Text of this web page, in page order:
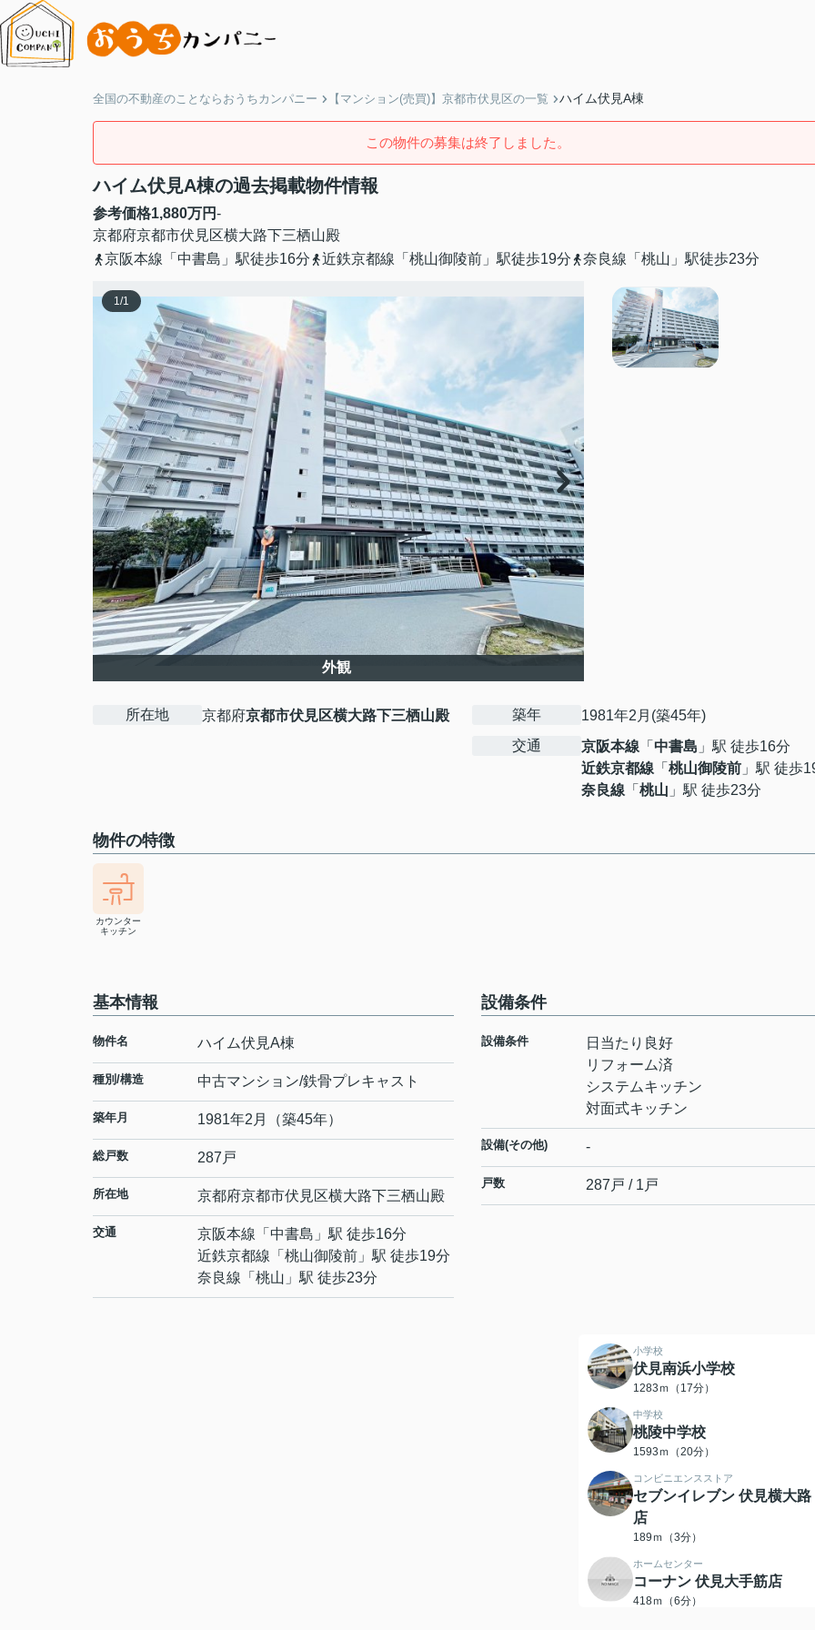
全国の不動産のことならおうちカンパニー 【マンション(売買)】京都市伏見区の一覧 ハイム伏見A棟
この物件の募集は終了しました。
ハイム伏見A棟の過去掲載物件情報
参考価格1,880万円-
京都府京都市伏見区横大路下三栖山殿
京阪本線「中書島」駅徒歩16分
近鉄京都線「桃山御陵前」駅徒歩19分 奈良線「桃山」駅徒歩23分
1/1
外観
所在地 京都府京都市伏見区横大路下三栖山殿 築年
1981年2月(築45年)
交通
京阪本線 「 中書島 」駅 徒歩16分
近鉄京都線 「 桃山御陵前 」駅 徒歩
奈良線 「 桃山 」駅 徒歩23分
物件の特徴
カウンター
キッチン
基本情報
物件名 ハイム伏見A棟
種別/構造 中古マンション/鉄骨プレキャスト
築年月 1981年2月（築45年）
総戸数 287戸
所在地 京都府京都市伏見区横大路下三栖山殿
交通 京阪本線 「 中書島 」駅 徒歩16分
近鉄京都線 「 桃山御陵前 」駅 徒歩19分
奈良線 「 桃山 」駅 徒歩23分
設備条件
設備条件
日当たり良好
リフォーム済
システムキッチン
対面式キッチン
設備(その他) -
戸数 287戸 / 1戸
小学校
伏見南浜小学校
1283ｍ（17分）
中学校
桃陵中学校
1593ｍ（20分）
コンビニエンスストア
セブンイレブン 伏見横大路
店
189ｍ（3分）
ホームセンター
コーナン 伏見大手筋店
418ｍ（6分）